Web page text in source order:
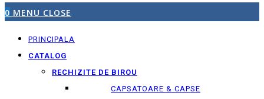
0 MENU CLOSE
PRINCIPALA
CATALOG
RECHIZITE DE BIROU
CAPSATOARE & CAPSE